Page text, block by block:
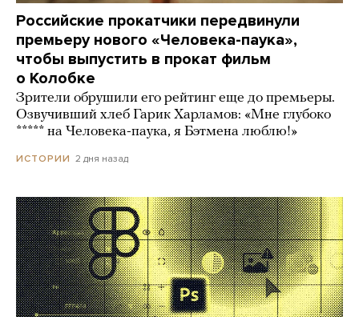
Российские прокатчики передвинули
премьеру нового «Человека-паука»,
чтобы выпустить в прокат фильм
о Колобке
Зрители обрушили его рейтинг еще до премьеры.
Озвучивший хлеб Гарик Харламов: «Мне глубоко
***** на Человека-паука, я Бэтмена люблю!»
ИСТОРИИ 2 дня назад